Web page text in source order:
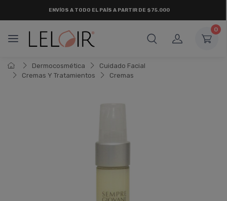
0
Dermocosmética
Cuidado Facial
Cremas Y Tratamientos
Cremas